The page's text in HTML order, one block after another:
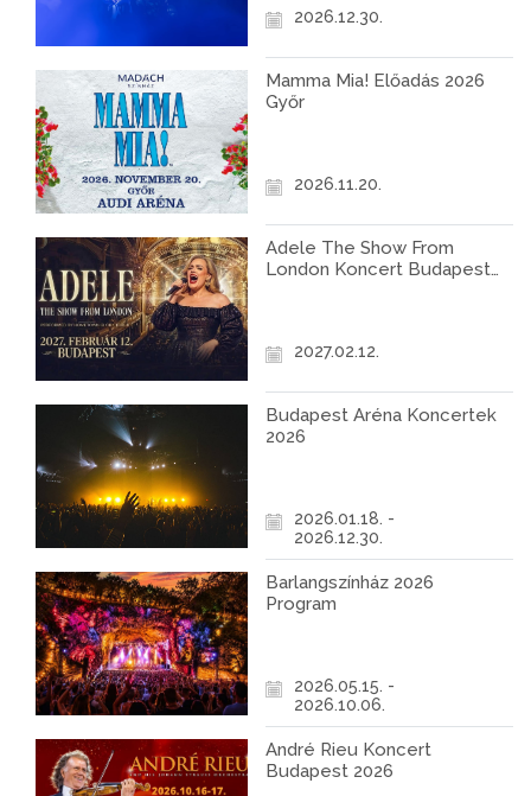
2026.12.30.
Mamma Mia! Előadás 2026
Győr
2026.11.20.
Adele The Show From
London Koncert Budapest
2027.02.12.
Budapest Aréna Koncertek
2026
2026.01.18. -
2026.12.30.
Barlangszínház 2026
Program
2026.05.15. -
2026.10.06.
André Rieu Koncert
Budapest 2026